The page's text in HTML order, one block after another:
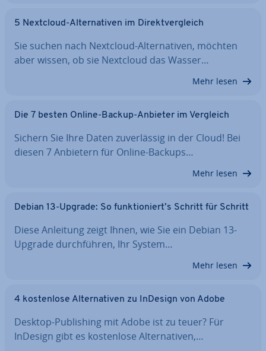
5 Nextcloud-Al­ter­na­ti­ven im Di­rekt­ver­gleich
Sie suchen nach Nextcloud-Al­ter­na­ti­ven, möchten
aber wissen, ob sie Nextcloud das Wasser…
Mehr lesen
Die 7 besten Online-Backup-Anbieter im Vergleich
Sichern Sie Ihre Daten zu­ver­läs­sig in der Cloud! Bei
diesen 7 Anbietern für Online-Backups…
Mehr lesen
Debian 13-Upgrade: So funk­tio­niert’s Schritt für Schritt
Diese Anleitung zeigt Ihnen, wie Sie ein Debian 13-
Upgrade durch­füh­ren, Ihr System…
Mehr lesen
4 kos­ten­lo­se Al­ter­na­ti­ven zu InDesign von Adobe
Desktop-Pu­bli­shing mit Adobe ist zu teuer? Für
InDesign gibt es kos­ten­lo­se Al­ter­na­ti­ven,…